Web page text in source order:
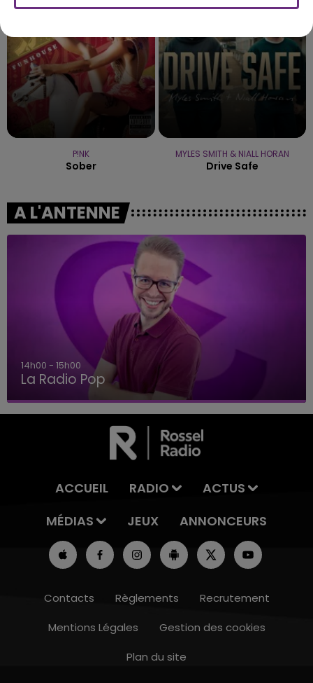
10h00 - 14h00
23h09
23h09
P!NK
Sober
23h05
23h05
MYLES SMITH & NIALL HORAN
Drive Safe
A L'ANTENNE
15h00 - 19h00
Le Club Champagne FM
ACCUEIL RADIO
ACTUS
MÉDIAS
JEUX ANNONCEURS
Contacts Règlements
Recrutement
Mentions Légales
Gestion des cookies
Plan du site